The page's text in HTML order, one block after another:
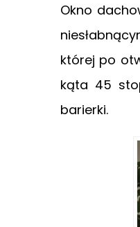
Okno
której po
kąta 45
barierki.